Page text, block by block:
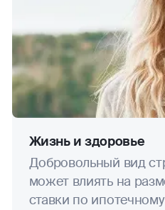
Жизнь и здоровье
Добровольный вид
может влиять на
ставки по